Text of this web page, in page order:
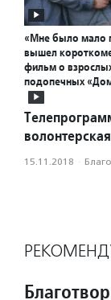
«Мне было мало
вышел
фильм о
подопечных
15.11.2018 ·